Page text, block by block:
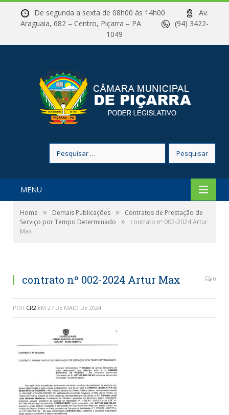
De segunda a sexta de 08h00 às 14h00
Av.
Araguaia, 682 – Centro, Piçarra – PA
(94) 3422-
1049
por:
MENU
Home » Demais Publicações »
Contratos de Prestação de
Serviço por Tempo Determinado
»
contrato nº 002-2024 Artur
Max
contrato nº 002-2024 Artur Max 0
POR CR2 EM 27 DE MAIO DE 2024